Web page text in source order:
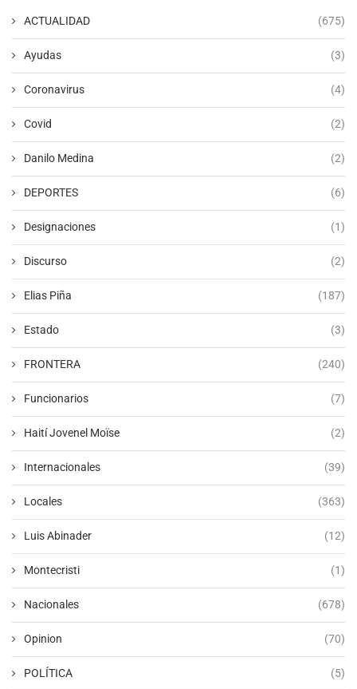
ACTUALIDAD (675)
Ayudas (3)
Coronavirus (4)
Covid (2)
Danilo Medina (2)
DEPORTES (6)
Designaciones (1)
Discurso (2)
Elias Piña (187)
Estado (3)
FRONTERA (240)
Funcionarios (7)
Haití Jovenel Moïse (2)
Internacionales (39)
Locales (363)
Luis Abinader (12)
Montecristi (1)
Nacionales (678)
Opinion (70)
POLÍTICA (5)